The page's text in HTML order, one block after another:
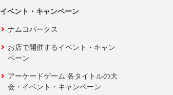
イベント・キャンペーン
ナムコパークス
お店で開催するイベント・キャン
ペーン
アーケードゲーム 各タイトルの大
会・イベント・キャンペーン